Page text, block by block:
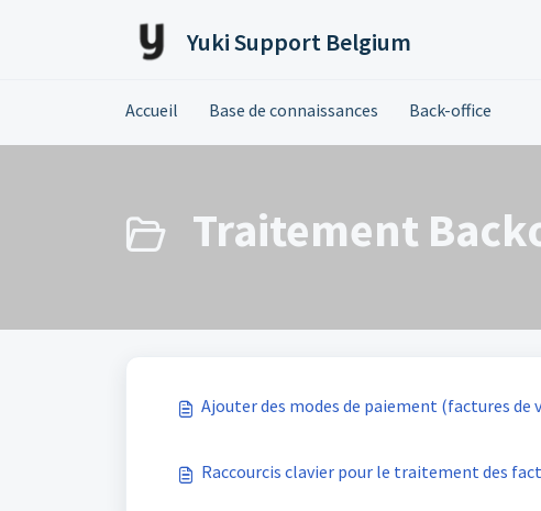
Yuki Support Belgium
Accueil Base de connaissances Back-office
Traitement
Ajouter des modes de paiement (factures de
Raccourcis clavier pour le traitement des